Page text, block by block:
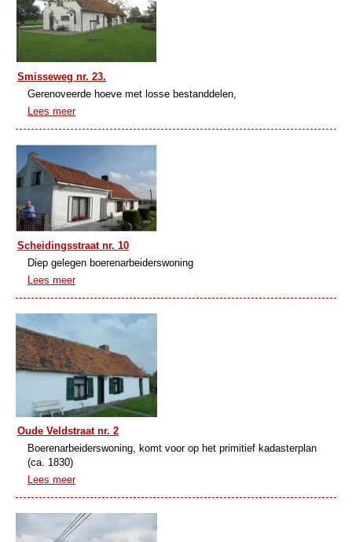
Smisseweg nr. 23.
Gerenoveerde hoeve met losse bestanddelen,
Lees meer
Scheidingsstraat nr. 10
Diep gelegen boerenarbeiderswoning
Lees meer
Oude Veldstraat nr. 2
Boerenarbeiderswoning, komt voor op het primitief kadasterplan
(ca. 1830)
Lees meer